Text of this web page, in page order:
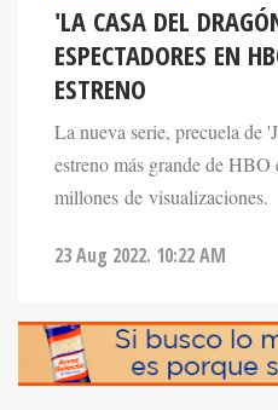
'LA CASA DEL
ESPECTADORES EN
ESTRENO
La nueva serie, precuela de
estreno más grande de HBO
millones de visualizaciones.
23 Aug 2022. 10:22 AM